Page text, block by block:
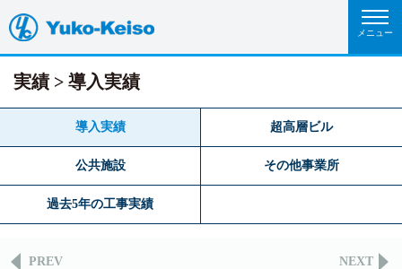
実績 導入実績
導入実績 超高層ビル
公共施設 その他事業所
過去5年の工事実績
PREV NEXT